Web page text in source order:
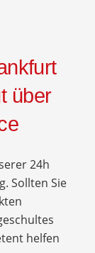
über
24h
Sollten Sie
helfen